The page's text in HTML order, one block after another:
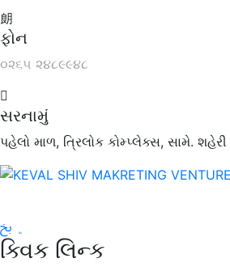
ફોન
૦૨૬૫ ૨૪૮૯૯૪૮
સરનામું
પહેલો માળ, ત્રિલોક કોમ્પ્લેક્સ, સામે.
ક્વિક લિન્ક